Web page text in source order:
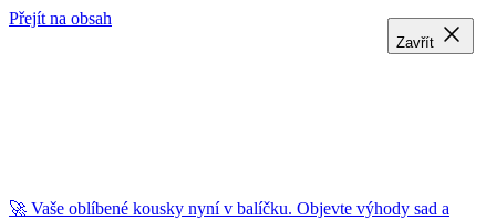
Přejít na obsah
🚀 Vaše oblíbené kousky nyní v balíčku. Objevte výhody sad a
Zavřít
Zavřít
Zavřít